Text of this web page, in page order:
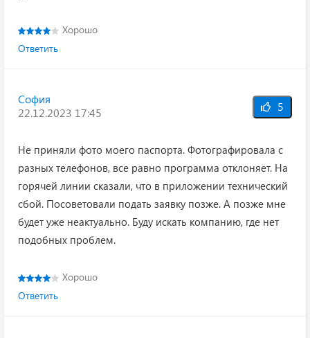
Хорошо
Ответить
София
22.12.2023 17:45
5
Не приняли фото моего паспорта. Фотографировала с
разных телефонов, все равно программа отклоняет. На
горячей линии сказали, что в приложении технический
сбой. Посоветовали подать заявку позже. А позже мне
будет уже неактуально. Буду искать компанию, где нет
подобных проблем.
Хорошо
Ответить